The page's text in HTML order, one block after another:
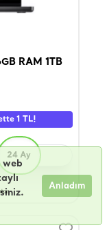
web
Anladım
RAM 1TB
1 TL!
24 Ay